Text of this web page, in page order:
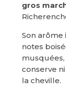
gros
Son arôme
notes
conserve
la cheville.